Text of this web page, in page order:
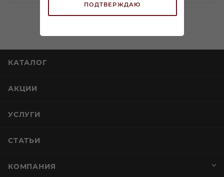
ПОДТВЕРЖДАЮ
КАТАЛОГ
АКЦИИ
УСЛУГИ
СТАТЬИ
КОМПАНИЯ